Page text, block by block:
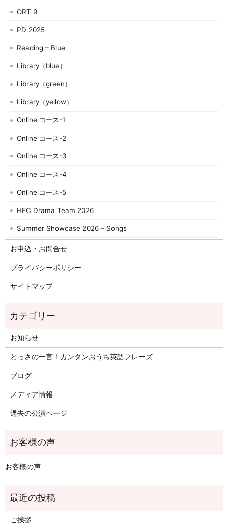
ORT 9
PD 2025
Reading – Blue
Library（blue）
Library（green）
Library（yellow）
Online コース-1
Online コース-2
Online コース-3
Online コース-4
Online コース-5
HEC Drama Team 2026
Summer Showcase 2026 – Songs
お申込・お問合せ
プライバシーポリシー
サイトマップ
お知らせ
とっさの一言！カンタンおうち英語フレーズ
ブログ
メディア情報
過去の公演ページ
お客様の声
ご挨拶